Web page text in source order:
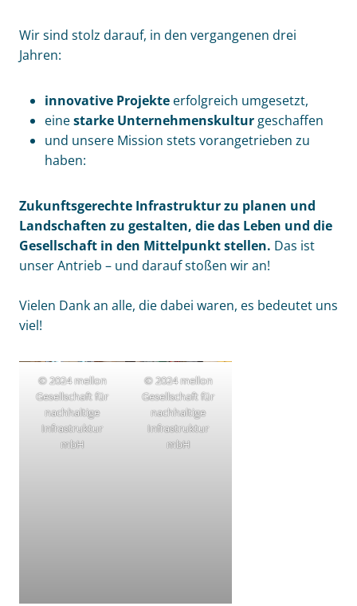
Wir sind stolz darauf, in den vergangenen drei
Jahren:
innovative Projekte erfolgreich umgesetzt,
einestarke Unternehmenskultur geschaffen
und unsere Mission stets vorangetrieben zu
haben:
Zukunftsgerechte Infrastruktur zu planen und
Landschaften zu gestalten, die das Leben und die
Gesellschaft in den Mittelpunkt stellen. Das ist
unser Antrieb – und darauf stoßen wir an!
Vielen Dank an alle, die dabei waren, es bedeutet uns
viel!
© 2024 mellon
Gesellschaft für
nachhaltige
Infrastruktur
mbH
© 2024 mellon
Gesellschaft für
nachhaltige
Infrastruktur
mbH